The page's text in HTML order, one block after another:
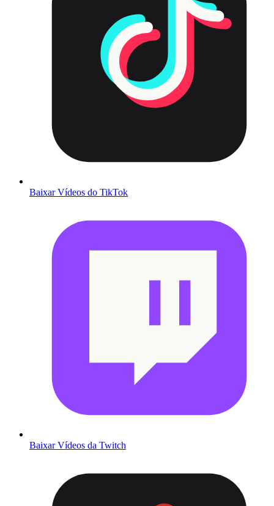
Baixar Vídeos do TikTok
Baixar Vídeos da Twitch